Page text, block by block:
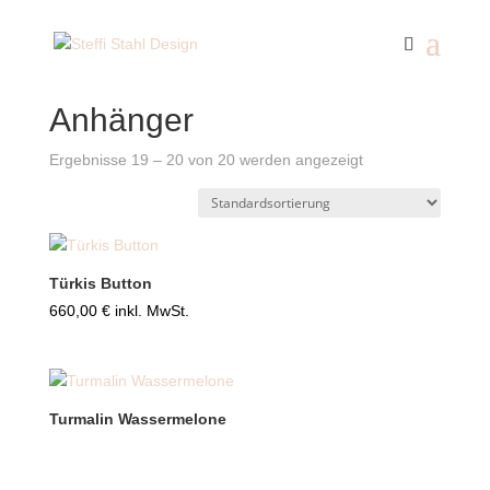
Anhänger
Ergebnisse 19 – 20 von 20 werden angezeigt
Türkis Button
660,00 € inkl. MwSt.
Turmalin Wassermelone